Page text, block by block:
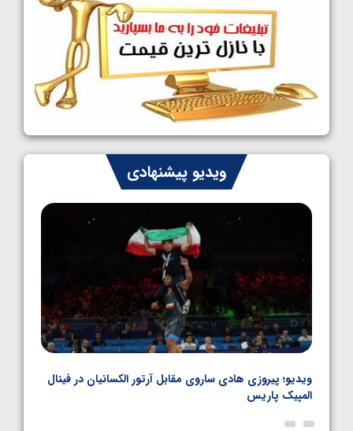
کشتی آزاد نوجوانان جهان؛ رقبای نمایندگان
ایران مشخص شدند
1405/05/08
کشتی فرنگی نوجوانان جهان؛ سکوی تیمی
سوم برای ایران
1405/05/07
ایران چشم به راه چهار مدال در پنج وزن دوم
کشتی فرنگی نوجوانان جهان
1405/05/06
ویدیو پیشنهادی
ویدیو؛ پیروزی هادی ساروی مقابل آرتور الکسانیان در فینال
المپیک پاریس